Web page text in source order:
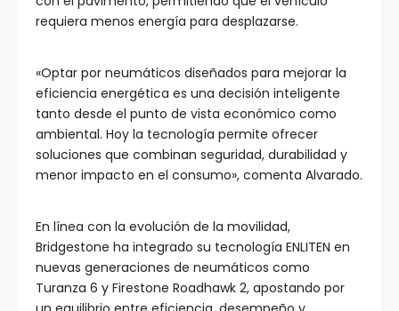
requiera menos energía para desplazarse.
«Optar por neumáticos diseñados para mejorar la
eficiencia energética es una decisión inteligente
tanto desde el punto de vista económico como
ambiental. Hoy la tecnología permite ofrecer
soluciones que combinan seguridad, durabilidad y
menor impacto en el consumo», comenta Alvarado.
En línea con la evolución de la movilidad,
Bridgestone ha integrado su tecnología ENLITEN en
nuevas generaciones de neumáticos como
Turanza 6 y Firestone Roadhawk 2, apostando por